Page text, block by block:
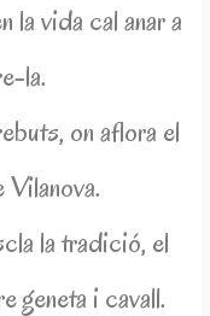
la vida cal anar a
la.
on aflora el
la tradició, el
geneta i cavall.